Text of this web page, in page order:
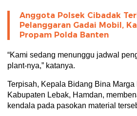
Anggota Polsek Cibadak
Pelanggaran Gadai Mobil,
Propam Polda Banten
“Kami sedang menunggu jadwal
plant-nya,” katanya.
Terpisah, Kepala Bidang Bina
Kabupaten Lebak, Hamdan,
kendala pada pasokan material